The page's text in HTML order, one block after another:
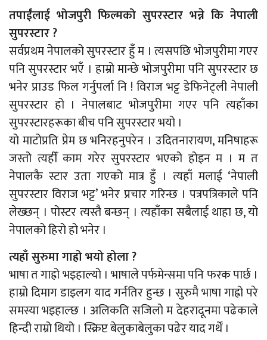
तपाईंलाई भोजपुरी फिल्मको सुपरस्टार भन्ने कि नेपाली
सुपरस्टार ?
सर्वप्रथम नेपालको सुपरस्टार हुँ म । त्यसपछि भोजपुरीमा गएर
पनि सुपरस्टार भएँ । हाम्रो मान्छे भोजपुरीमा पनि सुपरस्टार छ
भनेर प्राउड फिल गर्नुपर्ला नि ! विराज भट्ट डेफिनेट्ली नेपाली
सुपरस्टार हो । नेपालबाट भोजपुरीमा गएर पनि त्यहाँका
सुपरस्टारहरूका बीच पनि सुपरस्टार भयो ।
यो माटोप्रति प्रेम छ भनिरहनुपरेन । उदितनारायण, मनिषाहरू
जस्तो त्यहीँ काम गरेर सुपरस्टार भएको होइन म । म त
नेपालकै स्टार उता गएको मात्र हुँ । त्यहाँ मलाई ‘नेपाली
सुपरस्टार विराज भट्ट’ भनेर प्रचार गरिन्छ । पत्रपत्रिकाले पनि
लेख्छन् । पोस्टर त्यस्तै बन्छन् । त्यहाँका सबैलाई थाहा छ, यो
नेपालको हिरो हो भनेर ।
त्यहाँ सुरुमा गाह्रो भयो होला ?
भाषा त गाह्रो भइहाल्यो । भाषाले पर्फमेन्समा पनि फरक पार्छ ।
हाम्रो दिमाग डाइलग याद गर्नतिर हुन्छ । सुरुमै भाषा गाह्रो परे
समस्या भइहाल्छ । अलिकति सजिलो म देहरादूनमा पढेकाले
हिन्दी राम्रो थियो । स्क्रिप्ट बेलुकाबेलुका पढेर याद गर्थें ।